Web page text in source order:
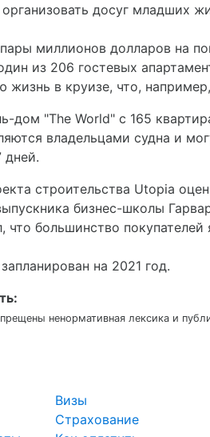
досуг младших
миллионов долларов на
из 206 гостевых
жизнь в круизе, что,
дом "The World" с 165
владельцами судна и
дней.
строительства Utopia
бизнес-школы
что большинство
на 2021 год.
ненормативная лексика и
Визы
Страхование